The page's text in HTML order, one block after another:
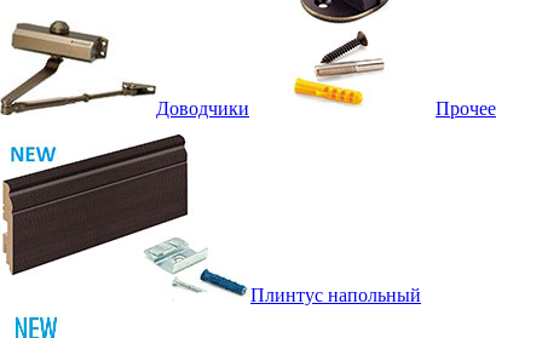
Доводчики Прочее
Плинтус напольный